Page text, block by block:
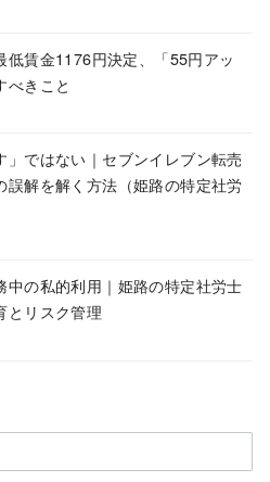
低賃金1176円決定、「55円アッ
べきこと
」ではない｜セブンイレブン転売
誤解を解く方法（姫路の特定社労
中の私的利用｜姫路の特定社労士
とリスク管理